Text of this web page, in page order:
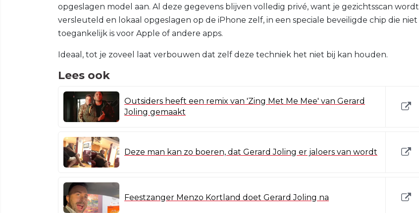
opgeslagen model aan. Al deze gegevens blijven volledig privé, want je gezichtsscan wordt
versleuteld en lokaal opgeslagen op de iPhone zelf, in een speciale beveiligde chip die niet
toegankelijk is voor Apple of andere apps.
Ideaal, tot je zoveel laat verbouwen dat zelf deze techniek het niet bij kan houden.
Lees ook
Outsiders heeft een remix van 'Zing Met Me Mee' van Gerard
Joling gemaakt
Deze man kan zo boeren, dat Gerard Joling er jaloers van wordt
Feestzanger Menzo Kortland doet Gerard Joling na